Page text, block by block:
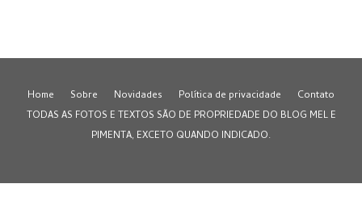
Home Sobre Novidades Política de privacidade
Contato
TODAS AS FOTOS E TEXTOS SÃO DE PROPRIEDADE DO BLOG MEL E
PIMENTA, EXCETO QUANDO INDICADO.